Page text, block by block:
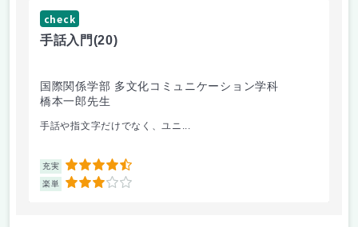
check
手話入門(20)
国際関係学部 多文化コミュニケーション学科
橋本一郎先生
手話や指文字だけでなく、ユニ...
充実 4.5
楽単 3